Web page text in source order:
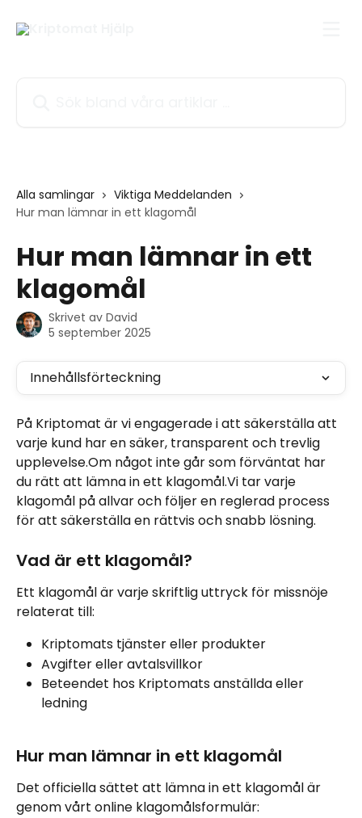
Alla samlingar
Viktiga Meddelanden
Hur man lämnar in ett klagomål
Hur man lämnar in ett
klagomål
Skrivet av David
5 september 2025
Innehållsförteckning
På Kriptomat är vi engagerade i att säkerställa att
varje kund har en säker, transparent och trevlig
upplevelse.Om något inte går som förväntat har
du rätt att lämna in ett klagomål.Vi tar varje
klagomål på allvar och följer en reglerad process
för att säkerställa en rättvis och snabb lösning.
Vad är ett klagomål?
Ett klagomål är varje skriftlig uttryck för missnöje
relaterat till:
Kriptomats tjänster eller produkter
Avgifter eller avtalsvillkor
Beteendet hos Kriptomats anställda eller
ledning
Hur man lämnar in ett klagomål
Det officiella sättet att lämna in ett klagomål är
genom vårt online klagomålsformulär: